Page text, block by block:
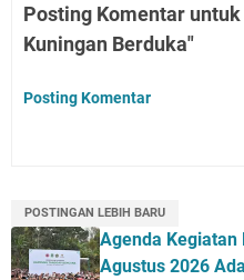
Posting Komentar
Kuningan Berduka"
Posting Komentar
POSTINGAN LEBIH BARU
Agenda Kegiatan
Agustus 2026